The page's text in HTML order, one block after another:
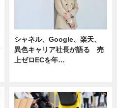
シャネル、Google、楽天、
異色キャリア社長が語る 売
上ゼロECを年…